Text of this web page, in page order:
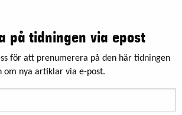
på tidningen via epost
för att prenumerera på den här tidningen
om nya artiklar via e-post.